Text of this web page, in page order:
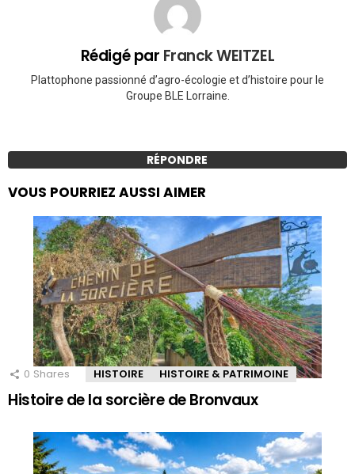
Rédigé par Franck WEITZEL
Plattophone passionné d’agro-écologie et d’histoire pour le
Groupe BLE Lorraine.
RÉPONDRE
VOUS POURRIEZ AUSSI AIMER
0 Shares HISTOIRE HISTOIRE & PATRIMOINE
Histoire de la sorcière de Bronvaux